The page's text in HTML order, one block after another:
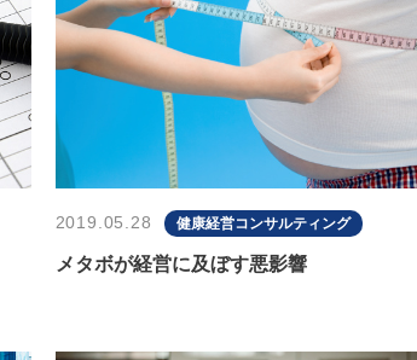
2019.05.28 健康経営コンサルティング
メタボが経営に及ぼす悪影響